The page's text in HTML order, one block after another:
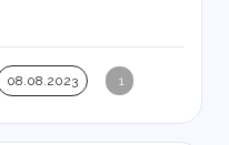
08.08.2023 1